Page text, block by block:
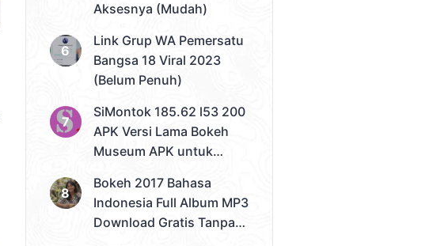
Aksesnya (Mudah)
Link Grup WA Pemersatu
Bangsa 18 Viral 2023
(Belum Penuh)
SiMontok 185.62 l53 200
APK Versi Lama Bokeh
Museum APK untuk
Bokeh Tanpa Batas
Bokeh 2017 Bahasa
Indonesia Full Album MP3
Download Gratis Tanpa